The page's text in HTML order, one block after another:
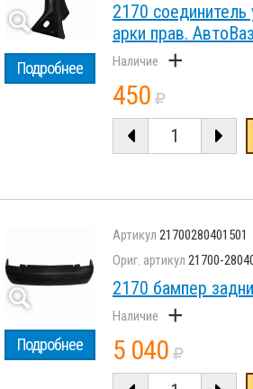
Подробнее
2170 соединитель
арки прав. АвтоВаз
+
450
Подробнее
21700280401501
21700-
2170 бампер
+
5 040